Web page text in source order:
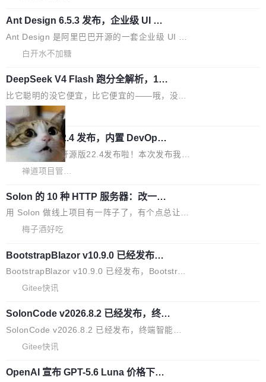
生成 2K ...
当前最强的闭源模型相媲美。 超算互联网现面向
企业和开发者提供 DeepSeek-V4-Flash-0731
模型 API 调用服务，用户无需繁琐环境配置，一
能、安...
父目录条目的目录的图像。moby/moby#53260
修复了一个回归问题，即CopyToContainer会拒
绝遍历绝对符号链接的容器路径，例如/var/run -
的所有拉取请求和更改，可参阅： docker/cli, 2
9.7.1 milestone moby/moby, 29.7.1 milestone
更新说明：https://github.com/moby/...
Ant Design 6.5.3 发布，企业级 UI 设
计语言和 React 实现
Ant Design 是阿里巴巴开源的一套企业级 UI 设
计语言和 React 组件库。Ant Design 6.5.3 现
OTP 使用字符串 mask 时仍采用 type="text" 的
问题，并保留显式 type 配置。#58835 修复 Inp
ut.OTP 的 mask 为 true 时仍显示原始值的问
题。#58805 修复 Input.TextArea 调整大小手柄
在触摸设备上显示为小圆点的问题。#58812 Ty
pography 优化 Typography 省略提示在大列表
白开水不加糖
DeepSeek V4 Flash 跑分全解析，13
个最强模型里它最便宜
比它聪明的没它便宜，比它便宜的——哦，没有
比它便宜的。 Artificial Analysis 更新了 DeepS
eek V4 Flash 0731 的完整评测。一张 Intellige
nce Index vs Cost per Task 的散点图上，13
个模型排成一列，V4 Flash 贴着底部：$0.03
一次任务。 V4 Flash 的 Intelligence Index 得
的：Claude Opus 5（61 分）、Claude Fable
5（60 分）、GPT-5.6 Sol（59 分）、Kimi K3
（57 分）、Grok 4...
局
禅道开源版 22.4 发布，内置 DevOps4.
0 正式版，提供从代码提交到交付的全
生命周期的管理能力
大家好， 禅道开源版22.4发布啦！本次发布我们
带来了DevOps4.0系列的首个正式版本。 DevO
核心，依托于全自研的GitFox代码托管引擎，我
们提供了从代码提交到交付的全生命周期的管理
能力。同时，我们 对禅道DevOps现有底层代码
代码评审及自动化运维的全面落地夯实了“一体
化”的基座。 新版本将为用户带来更好的使用体
验和更高的工作效率，感谢大家一直以来的支持
务！ 新增功能点 DevOps： 采用自研代码托管
平台，支持一站式安装，提供从代码提交到交付
Solon 的 10 种 HTTP 服务器：改一行
依赖，换一个引擎
用 Solon 做线上项目有一阵子了，有个点总让新
接触的人觉得意外：服务器引擎是让你选的。 S
器。HTTP 引擎是一个独立插件。你选一个，或
者选两个，不同环境之间切换，一行应用代码都
不用改。 下面快速过一下 10 种 HTTP 服务器
依赖替换 在 Solon 里换 HTTP 服务器就是改 po
m.xml 里一个依赖，别的什么都不用动。 <depe
梅子酒好吃
BootstrapBlazor v10.9.0 已经发布，B
ootstrap 样式的 Blazor UI 组件库
BootstrapBlazor v10.9.0 已经发布，Bootstrap
样式的 Blazor UI 组件库 此版本更新内容包括：
lter): 增加暗黑主题支持 by @ArgoZhang in htt
ps://github.com/dotnetcore/BootstrapBlazor/p
ull/8239 fix(Camera): 增加 exact 显式设置设备
e/BootstrapBlazor/pull/825...
Gitee快讯
SolonCode v2026.8.2 已经发布，终端
智能体
SolonCode v2026.8.2 已经发布，终端智能体
此版本更新内容包括： 优化 soloncode run 模
code web 国际化多语言支持 添加 soloncode w
Gitee快讯
OpenAI 宣布 GPT-5.6 Luna 价格下降